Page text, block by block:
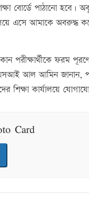
বোর্ডে পাঠানো হবে।
এসে আমাকে অবরুদ্ধ
পরীক্ষার্থীকে ফরম
এসআই আল আমিন জানান,
শিক্ষা কার্যালয়ে
Card